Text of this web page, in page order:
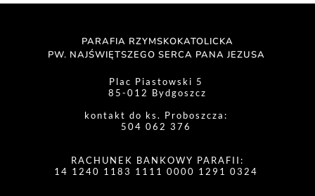
PARAFIA RZYMSKOKATOLICKA
PW. NAJŚWIĘTSZEGO SERCA PANA JEZUSA
Plac Piastowski 5
85-012 Bydgoszcz
kontakt do ks. Proboszcza:
504 062 376
RACHUNEK BANKOWY PARAFII:
14 1240 1183 1111 0000 1291 0324